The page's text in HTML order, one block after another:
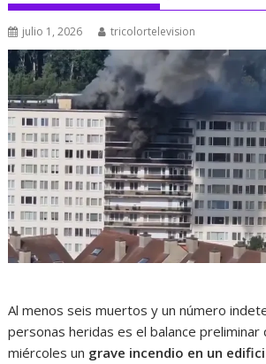
julio 1, 2026 tricolortelevision
Al menos seis muertos y un número
personas heridas es el balance
miércoles un grave incendio en un